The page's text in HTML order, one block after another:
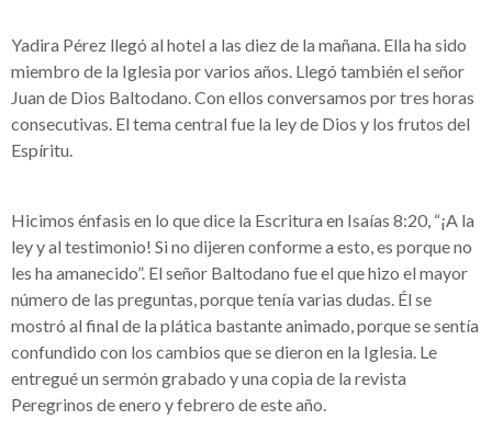
Yadira Pérez llegó al hotel a las diez de la mañana. Ella ha sido
miembro de la Iglesia por varios años. Llegó también el señor
Juan de Dios Baltodano. Con ellos conversamos por tres horas
consecutivas. El tema central fue la ley de Dios y los frutos del
Espíritu.
Hicimos énfasis en lo que dice la Escritura en Isaías 8:20, “¡A la
ley y al testimonio! Si no dijeren conforme a esto, es porque no
les ha amanecido”. El señor Baltodano fue el que hizo el mayor
número de las preguntas, porque tenía varias dudas. Él se
mostró al final de la plática bastante animado, porque se sentía
confundido con los cambios que se dieron en la Iglesia. Le
entregué un sermón grabado y una copia de la revista
Peregrinos de enero y febrero de este año.